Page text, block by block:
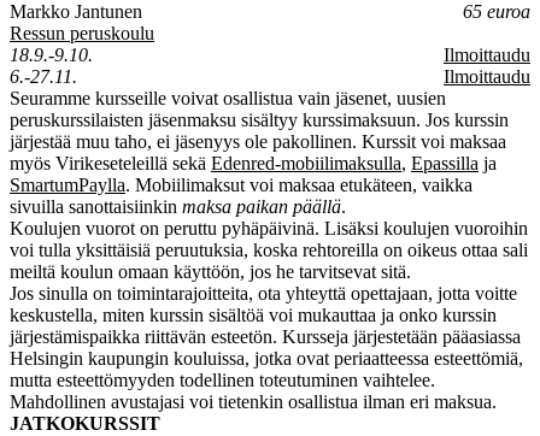
Markko Jantunen
65 euroa
Ressun peruskoulu
18.9.-9.10.
Ilmoittaudu
6.-27.11.
Ilmoittaudu
Seuramme kursseille voivat osallistua vain jäsenet, uusien
peruskurssilaisten jäsenmaksu sisältyy kurssimaksuun. Jos kurssin
järjestää muu taho, ei jäsenyys ole pakollinen. Kurssit voi maksaa
myös Virikeseteleillä sekä Edenred-mobiilimaksulla, Epassilla ja
SmartumPaylla. Mobiilimaksut voi maksaa etukäteen, vaikka
sivuilla sanottaisiinkin maksa paikan päällä.
Koulujen vuorot on peruttu pyhäpäivinä. Lisäksi koulujen vuoroihin
voi tulla yksittäisiä peruutuksia, koska rehtoreilla on oikeus ottaa sali
meiltä koulun omaan käyttöön, jos he tarvitsevat sitä.
Jos sinulla on toimintarajoitteita, ota yhteyttä opettajaan, jotta voitte
keskustella, miten kurssin sisältöä voi mukauttaa ja onko kurssin
järjestämispaikka riittävän esteetön. Kursseja järjestetään pääasiassa
Helsingin kaupungin kouluissa, jotka ovat periaatteessa esteettömiä,
mutta esteettömyyden todellinen toteutuminen vaihtelee.
Mahdollinen avustajasi voi tietenkin osallistua ilman eri maksua.
JATKOKURSSIT